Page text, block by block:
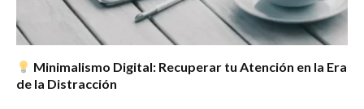
Minimalismo Digital: Recuperar tu Atención en la Era
de la Distracción